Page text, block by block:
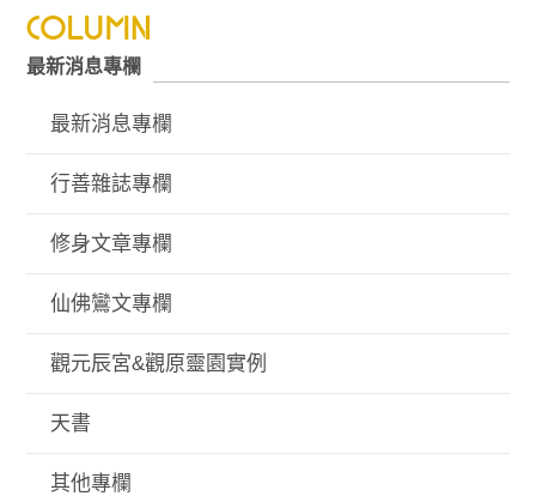
最新消息專欄
最新消息專欄
行善雜誌專欄
修身文章專欄
仙佛鸞文專欄
觀元辰宮&觀原靈園實例
天書
其他專欄